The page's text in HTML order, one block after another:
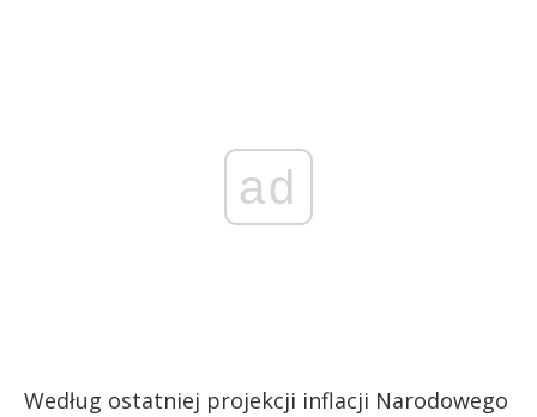
ad
Według ostatniej projekcji inflacji Narodowego